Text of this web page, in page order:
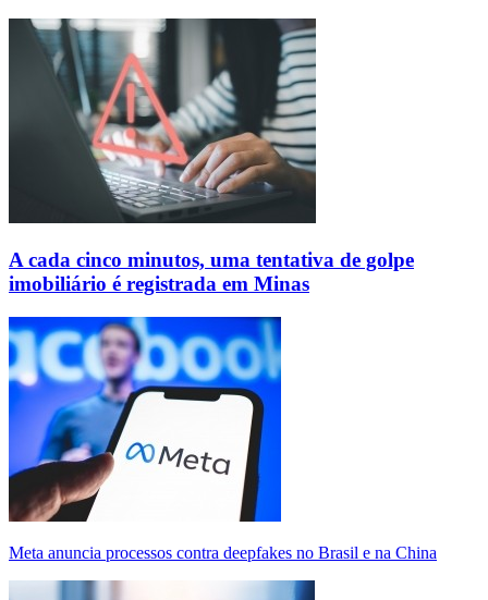
A cada cinco minutos, uma tentativa de golpe
imobiliário é registrada em Minas
Meta anuncia processos contra deepfakes no Brasil e na China